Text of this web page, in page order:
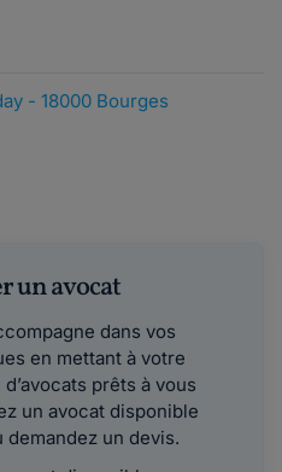
- 18000 Bourges
un avocat
dans vos
en mettant à votre
prêts à vous
un avocat disponible
demandez un devis.